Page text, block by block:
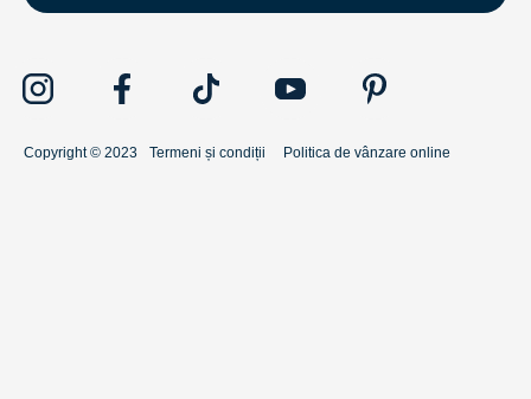
Copyright © 2023 Termeni și condiții Politica de vânzare online